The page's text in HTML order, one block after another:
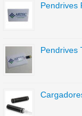
Pendrives
Pendrives